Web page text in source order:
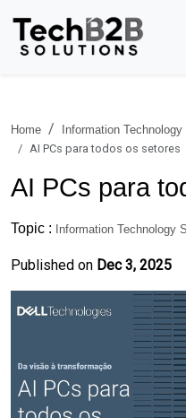
Home
Information
AI PCs para todos os setores
AI PCs para
Topic : Information Technology
Published on Dec 3, 2025